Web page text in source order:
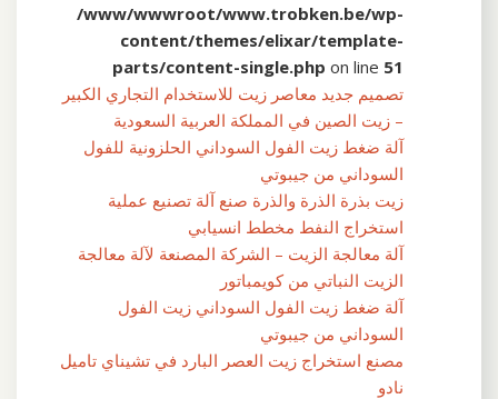
/www/wwwroot/www.trobken.be/wp-
content/themes/elixar/template-
parts/content-single.php on line 51
تصميم جديد معاصر زيت للاستخدام التجاري الكبير
– زيت الصين في المملكة العربية السعودية
آلة ضغط زيت الفول السوداني الحلزونية للفول
السوداني من جيبوتي
زيت بذرة الذرة والذرة صنع آلة تصنيع عملية
استخراج النفط مخطط انسيابي
آلة معالجة الزيت – الشركة المصنعة لآلة معالجة
الزيت النباتي من كويمباتور
آلة ضغط زيت الفول السوداني زيت الفول
السوداني من جيبوتي
مصنع استخراج زيت العصر البارد في تشيناي تاميل
نادو